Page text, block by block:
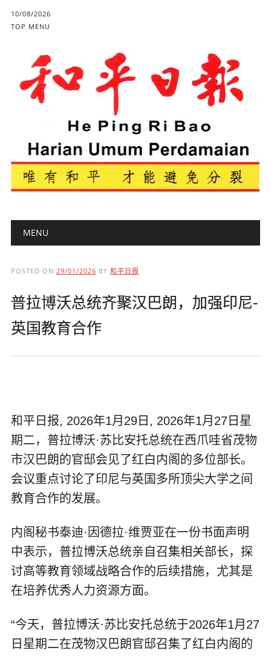
10/08/2026
TOP MENU
Main menu
MENU
POSTED ON 29/01/2026 BY 和平日报
普拉博沃总统齐聚汉巴朗，加强印尼-
英国教育合作
和平日报, 2026年1月29日, 2026年1月27日星
期二，普拉博沃·苏比安托总统在西爪哇省茂物
市汉巴朗的官邸会见了红白内阁的多位部长。
会议重点讨论了印尼与英国多所顶尖大学之间
教育合作的发展。
内阁秘书泰迪·因德拉·维贾亚在一份书面声明
中表示，普拉博沃总统亲自召集相关部长，探
讨高等教育领域战略合作的后续措施，尤其是
在培养优秀人力资源方面。
“今天，普拉博沃·苏比安托总统于2026年1月27
日星期二在茂物汉巴朗官邸召集了红白内阁的